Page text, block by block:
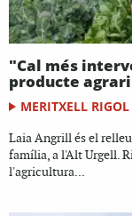
"Cal més
producte
MERITXELL RIGOL
Laia Angrill és el
família, a l'Alt Urgell.
l'agricultura...